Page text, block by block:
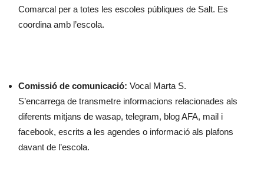
Comarcal per a totes les escoles públiques de Salt. Es
coordina amb l’escola.
Comissió de comunicació: Vocal Marta S.
S’encarrega de transmetre informacions relacionades als
diferents mitjans de wasap, telegram, blog AFA, mail i
facebook, escrits a les agendes o informació als plafons
davant de l’escola.